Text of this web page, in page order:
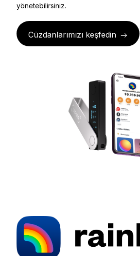
Ledger NanoGen5
Sizin kadar benzersiz
Güvenilir yedekleme koruması
Tüm ürünlere göz atın
Kurtarma Çözümleri
Sınırlı sayıda
Tüm ürünleri gör
yönetebilirsiniz.
Cüzdanlarımızı keşfedin